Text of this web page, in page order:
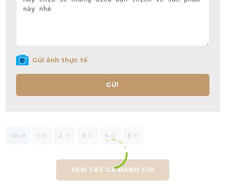
Gửi ảnh thực tế
GỬI
Tất cả 1 2 3 4 5
XEM TẤT CẢ ĐÁNH GIÁ